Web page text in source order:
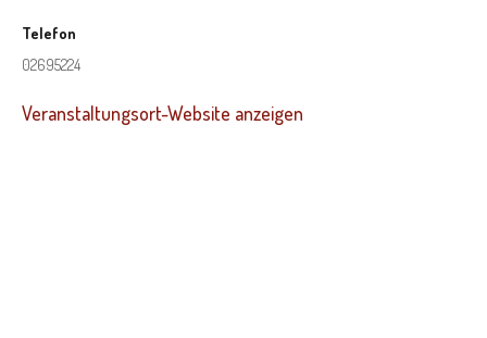
Telefon
02695224
Veranstaltungsort-Website anzeigen